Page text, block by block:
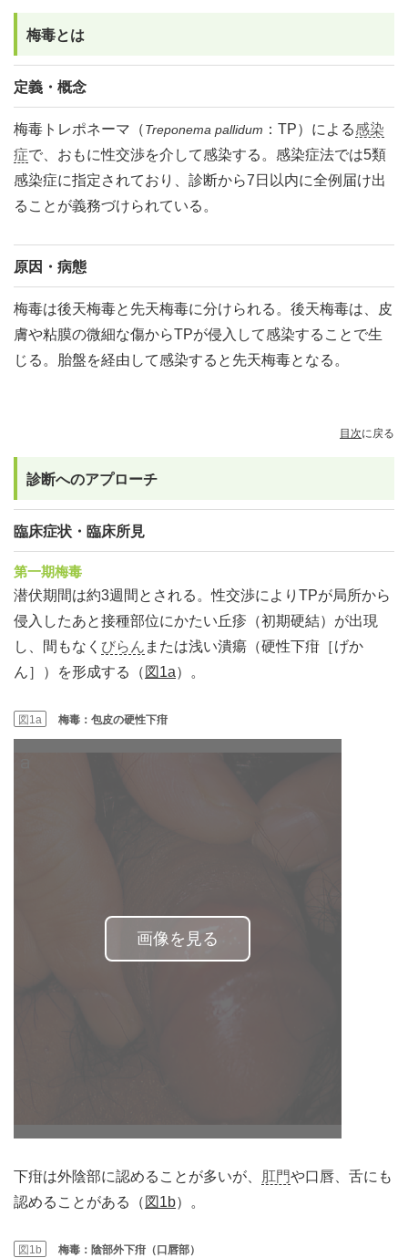
梅毒とは
定義・概念
梅毒トレポネーマ（Treponema pallidum ：TP）による感染
症で、おもに性交渉を介して感染する。感染症法では5類
感染症に指定されており、診断から7日以内に全例届け出
ることが義務づけられている。
原因・病態
梅毒は後天梅毒と先天梅毒に分けられる。後天梅毒は、皮
膚や粘膜の微細な傷からTPが侵入して感染することで生
じる。胎盤を経由して感染すると先天梅毒となる。
目次に戻る
診断へのアプローチ
臨床症状・臨床所見
第一期梅毒
潜伏期間は約3週間とされる。性交渉によりTPが局所から
侵入したあと接種部位にかたい丘疹（初期硬結）が出現
し、間もなく びらん または浅い潰瘍（硬性下疳［げか
ん］）を形成する（ 図1a）。
図1a 梅毒：包皮の硬性下疳
画像を見る
下疳は外陰部に認めることが多いが、 肛門や口唇、舌にも
認めることがある（ 図1b）。
図1b 梅毒：陰部外下疳（口唇部）